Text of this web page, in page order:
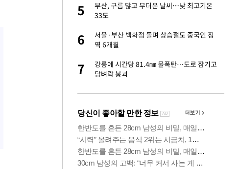
5
부산, 구름 많고 무더운 날씨…낮 최고기온
33도
6
서울·부산 백화점 돌며 상습절도 중국인 징
역 6개월
7
강릉에 시간당 81.4㎜ 물폭탄…도로 잠기고
담벼락 붕괴